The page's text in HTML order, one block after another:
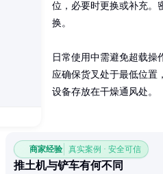
位，必要时更换或补充。
换。
日常使用中需避免超载操
应确保货叉处于最低位置
设备存放在干燥通风处。
商家经验 真实案例 · 安全可信
推土机与铲车有何不同